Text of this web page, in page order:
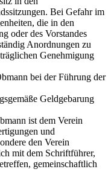
Bei Gefahr im
die in den
oder des Vorstandes
Anordnungen zu
Genehmigung
bei der Führung der
Geldgebarung
ist dem Verein
und
den Verein
mit dem Schriftführer,
gemeinschaftlich